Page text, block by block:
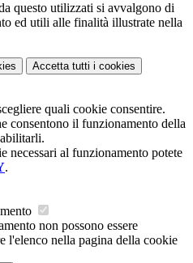
questo utilizzati si avvalgono di
ed utili alle finalità illustrate nella
Accetta tutti i cookies
quali cookie consentire.
consentono il funzionamento della
necessari al funzionamento potete
.
non possono essere
l'elenco nella pagina della cookie